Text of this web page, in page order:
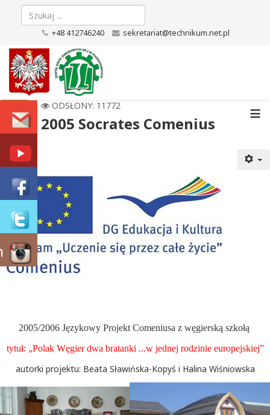
+48 412746240 sekretariat@technikum.net.pl
≡
ODSŁONY: 11772
2005 Socrates Comenius
2005/2006 Językowy Projekt Comeniusa z węgierską szkołą
tytuł: „Polak Węgier dwa bratanki ...w jednej rodzinie europejskiej”
autorki projektu: Beata Sławińska-Kopyś i Halina Wiśniowska